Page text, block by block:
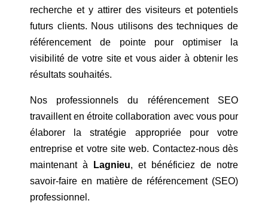
recherche et y attirer des visiteurs et potentiels
futurs clients. Nous utilisons des techniques de
référencement de pointe pour optimiser la
visibilité de votre site et vous aider à obtenir les
résultats souhaités.
Nos professionnels du référencement SEO
travaillent en étroite collaboration avec vous pour
élaborer la stratégie appropriée pour votre
entreprise et votre site web. Contactez-nous dès
maintenant à
Lagnieu, et bénéficiez de notre
savoir-faire en matière de référencement (SEO)
professionnel.